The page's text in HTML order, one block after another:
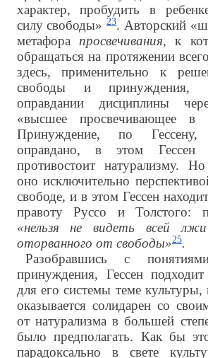
характер, пробудить в
силу свободы»23. Авторский
метафора просвечивания, к
обращаться на протяжении
здесь, применительно к
свободы и принуждения,
оправдании дисциплины
«высшее просвечивающее в
Принуждение, по
оправдано, в этом Гессен
противостоит натурализму.
оно исключительно
свободе, и в этом Гессен
правоту Руссо и Толстого:
«нельзя не видеть всей
оторванного от свободы»25.
Разобравшись с
принуждения, Гессен
для его системы теме
оказывается солидарен со
от натурализма в большей
было предполагать. Как бы
парадоксально в свете